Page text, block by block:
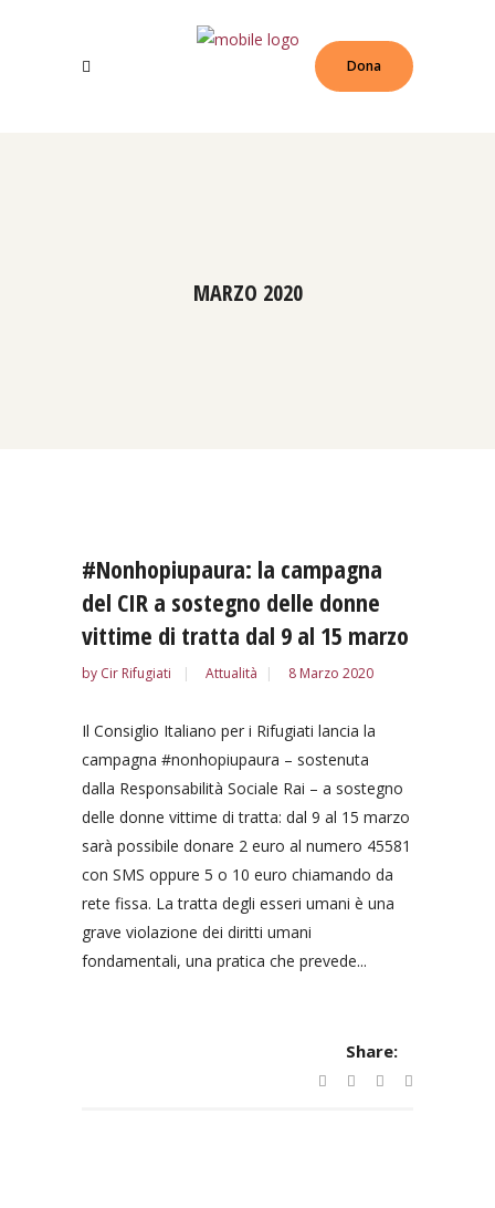
Dona
MARZO 2020
#Nonhopiupaura: la campagna
del CIR a sostegno delle donne
vittime di tratta dal 9 al 15 marzo
by Cir Rifugiati Attualità 8 Marzo 2020
Il Consiglio Italiano per i Rifugiati lancia la
campagna #nonhopiupaura – sostenuta
dalla Responsabilità Sociale Rai – a sostegno
delle donne vittime di tratta: dal 9 al 15 marzo
sarà possibile donare 2 euro al numero 45581
con SMS oppure 5 o 10 euro chiamando da
rete fissa. La tratta degli esseri umani è una
grave violazione dei diritti umani
fondamentali, una pratica che prevede...
Share: